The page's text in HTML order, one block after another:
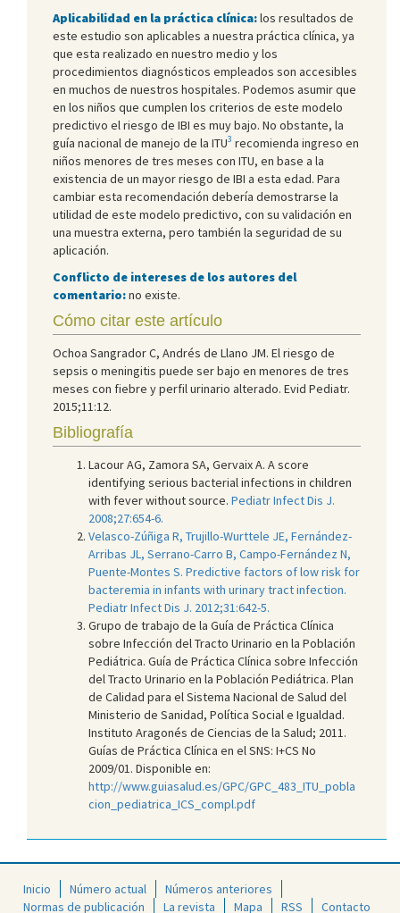
Aplicabilidad en la práctica clínica:los resultados de
este estudio son aplicables a nuestra práctica clínica, ya
que esta realizado en nuestro medio y los
procedimientos diagnósticos empleados son accesibles
en muchos de nuestros hospitales. Podemos asumir que
en los niños que cumplen los criterios de este modelo
predictivo el riesgo de IBI es muy bajo. No obstante, la
guía nacional de manejo de la ITU3 recomienda ingreso en
niños menores de tres meses con ITU, en base a la
existencia de un mayor riesgo de IBI a esta edad. Para
cambiar esta recomendación debería demostrarse la
utilidad de este modelo predictivo, con su validación en
una muestra externa, pero también la seguridad de su
aplicación.
Conflicto de intereses de los autores del
comentario:no existe.
Cómo citar este artículo
Ochoa Sangrador C, Andrés de Llano JM. El riesgo de
sepsis o meningitis puede ser bajo en menores de tres
meses con fiebre y perfil urinario alterado. Evid Pediatr.
2015;11:12.
Bibliografía
Lacour AG, Zamora SA, Gervaix A. A score
identifying serious bacterial infections in children
with fever without source. Pediatr Infect Dis J.
2008;27:654-6.
Velasco-Zúñiga R, Trujillo-Wurttele JE, Fernández-
Arribas JL, Serrano-Carro B, Campo-Fernández N,
Puente-Montes S. Predictive factors of low risk for
bacteremia in infants with urinary tract infection.
Pediatr Infect Dis J. 2012;31:642-5.
Grupo de trabajo de la Guía de Práctica Clínica
sobre Infección del Tracto Urinario en la Población
Pediátrica. Guía de Práctica Clínica sobre Infección
del Tracto Urinario en la Población Pediátrica. Plan
de Calidad para el Sistema Nacional de Salud del
Ministerio de Sanidad, Política Social e Igualdad.
Instituto Aragonés de Ciencias de la Salud; 2011.
Guías de Práctica Clínica en el SNS: I+CS No
2009/01. Disponible en:
http://www.guiasalud.es/GPC/GPC_483_ITU_pobla
cion_pediatrica_ICS_compl.pdf
Inicio Número actual
Números anteriores
Normas de publicación
La revista Mapa RSS Contacto